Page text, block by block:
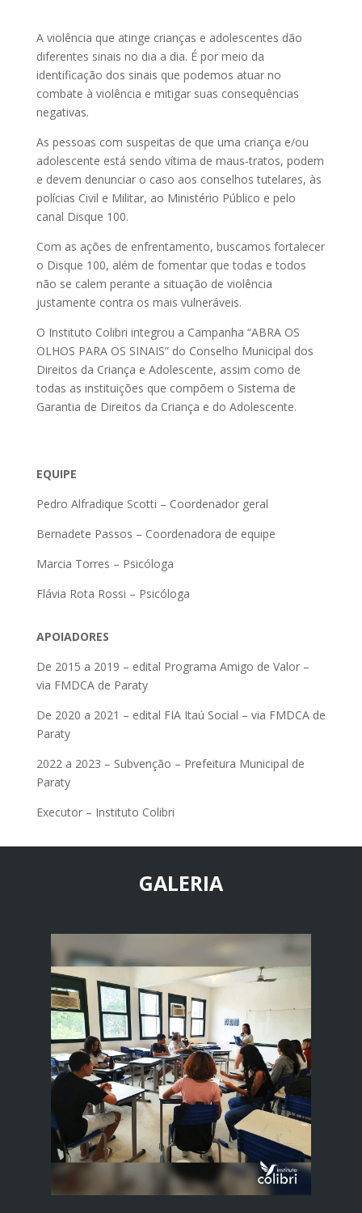
A violência que atinge crianças e adolescentes dão
diferentes sinais no dia a dia. É por meio da
identificação dos sinais que podemos atuar no
combate à violência e mitigar suas consequências
negativas.
As pessoas com suspeitas de que uma criança e/ou
adolescente está sendo vítima de maus-tratos, podem
e devem denunciar o caso aos conselhos tutelares, às
polícias Civil e Militar, ao Ministério Público e pelo
canal Disque 100.
Com as ações de enfrentamento, buscamos fortalecer
o Disque 100, além de fomentar que todas e todos
não se calem perante a situação de violência
justamente contra os mais vulneráveis.
O Instituto Colibri integrou a Campanha “ABRA OS
OLHOS PARA OS SINAIS” do Conselho Municipal dos
Direitos da Criança e Adolescente, assim como de
todas as instituições que compõem o Sistema de
Garantia de Direitos da Criança e do Adolescente.
EQUIPE
Pedro Alfradique Scotti – Coordenador geral
Bernadete Passos – Coordenadora de equipe
Marcia Torres – Psicóloga
Flávia Rota Rossi – Psicóloga
APOIADORES
De 2015 a 2019 – edital Programa Amigo de Valor –
via FMDCA de Paraty
De 2020 a 2021 – edital FIA Itaú Social – via FMDCA de
Paraty
2022 a 2023 – Subvenção – Prefeitura Municipal de
Paraty
Executor – Instituto Colibri
GALERIA